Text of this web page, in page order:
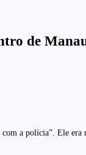
de
a polícia”. Ele